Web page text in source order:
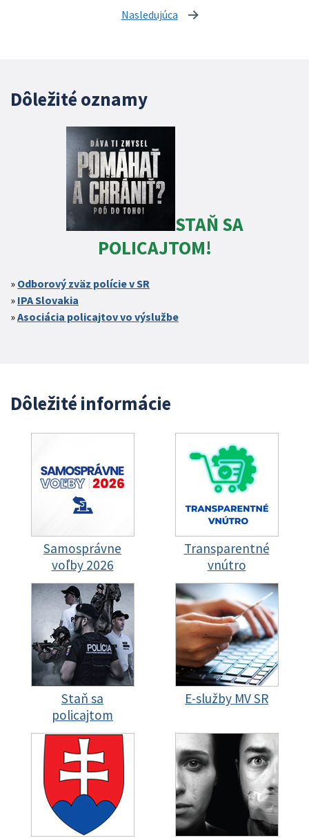
Nasledujúca stránka
Dôležité oznamy
STAŇ SA
POLICAJTOM!
Odborový zväz polície v SR
IPA Slovakia
Asociácia policajtov vo výslužbe
Dôležité informácie
Samosprávne
voľby 2026
Transparentné
vnútro
Staň sa
policajtom
E-služby MV SR